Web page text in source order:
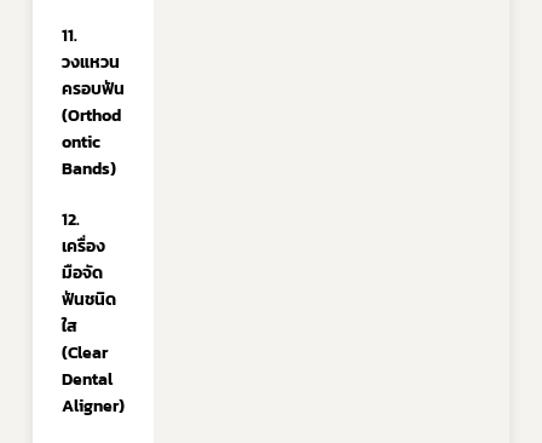
11.
วงแหวน
ครอบฟัน
(Orthod
ontic
Bands)
12.
เครื่อง
มือจัด
ฟันชนิด
ใส
(Clear
Dental
Aligner)